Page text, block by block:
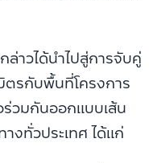
ด้นำไปสู่การจับคู่
รกับพื้นที่โครงการ
วมกันออกแบบเส้น
งทั่วประเทศ ได้แก่